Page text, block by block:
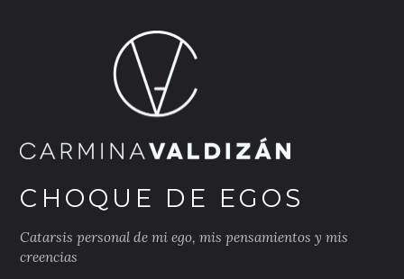
CHOQUE DE EGOS
Catarsis personal de mi ego, mis pensamientos y mis
creencias